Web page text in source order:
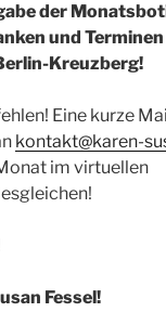
der
und
Kreuzberg!
Eine kurze
kontakt@karen-
im virtuellen
Fessel!